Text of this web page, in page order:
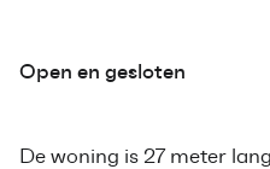
Open en gesloten
De woning is 27 meter